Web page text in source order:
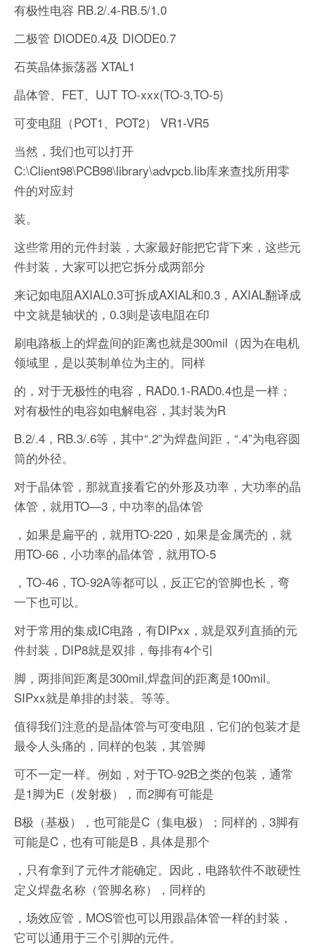
有极性电容 RB.2/.4-RB.5/1.0
二极管 DIODE0.4及 DIODE0.7
石英晶体振荡器 XTAL1
晶体管、FET、UJT TO-xxx(TO-3,TO-5)
可变电阻（POT1、POT2） VR1-VR5
当然，我们也可以打开
C:\Client98\PCB98\library\advpcb.lib库来查找所用零
件的对应封
装。
这些常用的元件封装，大家最好能把它背下来，这些元
件封装，大家可以把它拆分成两部分
来记如电阻AXIAL0.3可拆成AXIAL和0.3，AXIAL翻译成
中文就是轴状的，0.3则是该电阻在印
刷电路板上的焊盘间的距离也就是300mil（因为在电机
领域里，是以英制单位为主的。同样
的，对于无极性的电容，RAD0.1-RAD0.4也是一样；
对有极性的电容如电解电容，其封装为R
B.2/.4，RB.3/.6等，其中“.2”为焊盘间距，“.4”为电容圆
筒的外径。
对于晶体管，那就直接看它的外形及功率，大功率的晶
体管，就用TO—3，中功率的晶体管
，如果是扁平的，就用TO-220，如果是金属壳的，就
用TO-66，小功率的晶体管，就用TO-5
，TO-46，TO-92A等都可以，反正它的管脚也长，弯
一下也可以。
对于常用的集成IC电路，有DIPxx，就是双列直插的元
件封装，DIP8就是双排，每排有4个引
脚，两排间距离是300mil,焊盘间的距离是100mil。
SIPxx就是单排的封装。等等。
值得我们注意的是晶体管与可变电阻，它们的包装才是
最令人头痛的，同样的包装，其管脚
可不一定一样。例如，对于TO-92B之类的包装，通常
是1脚为E（发射极），而2脚有可能是
B极（基极），也可能是C（集电极）；同样的，3脚有
可能是C，也有可能是B，具体是那个
，只有拿到了元件才能确定。因此，电路软件不敢硬性
定义焊盘名称（管脚名称），同样的
，场效应管，MOS管也可以用跟晶体管一样的封装，
它可以通用于三个引脚的元件。